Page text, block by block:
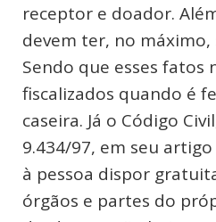
receptor e doador.
devem ter, no máximo,
Sendo que esses fatos
fiscalizados quando é
caseira. Já o Código
9.434/97, em seu
à pessoa dispor
órgãos e partes do